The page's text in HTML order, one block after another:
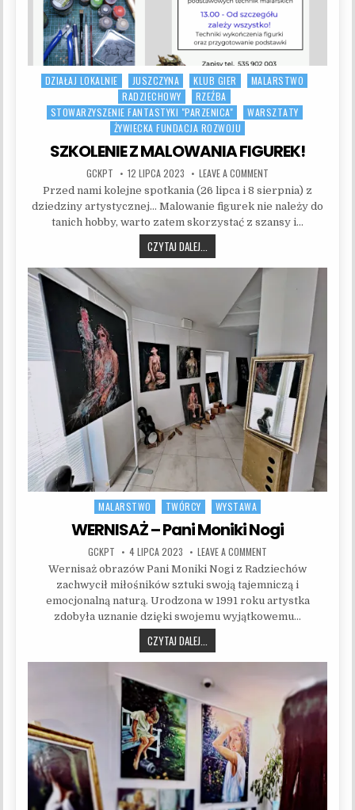
Posted in
DZIAŁAJ LOKALNIE JUSZCZYNA KLUB GIER
MALARSTWO
RADZIECHOWY
RZEŹBA
STOWARZYSZENIE FANTASTYKI "PARZENICA"
WARSZTATY
ŻYWIECKA FUNDACJA ROZWOJU
SZKOLENIE Z MALOWANIA FIGUREK!
AUTHOR:
GCKPT PUBLISHED DATE:
12 LIPCA 2023 LEAVE A COMMENT
Przed nami kolejne spotkania (26 lipca i 8 sierpnia) z
dziedziny artystycznej… Malowanie figurek nie należy do
tanich hobby, warto zatem skorzystać z szansy i…
CZYTAJ DALEJ...
Posted in
MALARSTWO TWÓRCY WYSTAWA
WERNISAŻ – Pani Moniki Nogi
AUTHOR:
GCKPT PUBLISHED DATE:
4 LIPCA 2023 LEAVE A COMMENT
Wernisaż obrazów Pani Moniki Nogi z Radziechów
zachwycił miłośników sztuki swoją tajemniczą i
emocjonalną naturą. Urodzona w 1991 roku artystka
zdobyła uznanie dzięki swojemu wyjątkowemu…
CZYTAJ DALEJ...